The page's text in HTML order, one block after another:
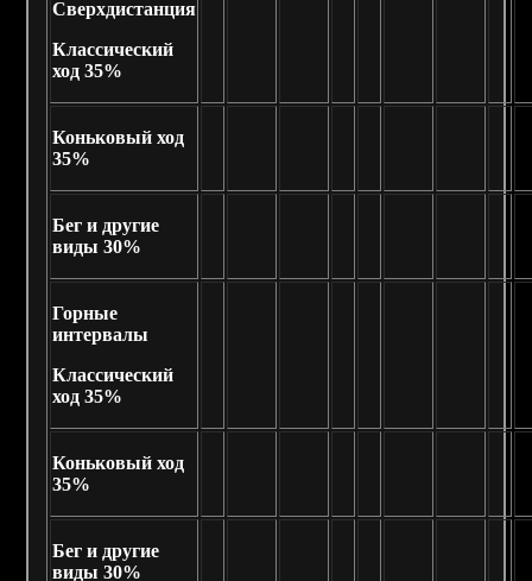
Сверхдистанция
Классический
ход 35%
Коньковый ход
35%
Бег и другие
виды 30%
Горные
интервалы
Классический
ход 35%
Коньковый ход
35%
Бег и другие
виды 30%